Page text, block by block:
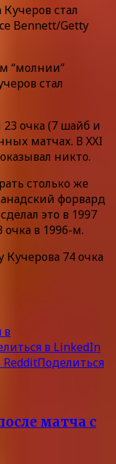
стал
Bennett/Getty
“молнии”
стал
23 очка (7 шайб и
матчах. В XXI
никто.
столько же
форвард
это в 1997
очка в 1996-м.
74 очка
в
в LinkedIn
RedditПоделиться
матча с